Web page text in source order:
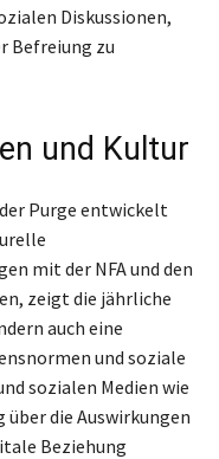
Diskussionen,
Befreiung zu
und Kultur
Purge entwickelt
mit der NFA und den
zeigt die jährliche
auch eine
und soziale
sozialen Medien wie
die Auswirkungen
Beziehung